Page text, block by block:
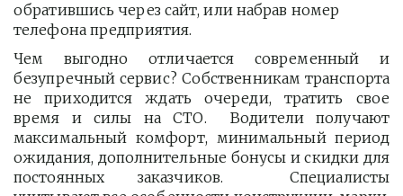
обратившись через сайт, или набрав номер
телефона предприятия.
Чем выгодно отличается современный и
безупречный сервис? Собственникам транспорта
не приходится ждать очереди, тратить свое
время и силы на СТО. Водители получают
максимальный комфорт, минимальный период
ожидания, дополнительные бонусы и скидки для
постоянных заказчиков. Специалисты